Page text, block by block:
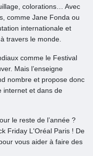
colorations… Avec
comme Jane Fonda ou
internationale et
travers le monde.
comme le Festival
Mais l’enseigne
nombre et propose donc
internet et dans de
le reste de l’année ?
Friday L'Oréal Paris ! De
vous aider à faire des